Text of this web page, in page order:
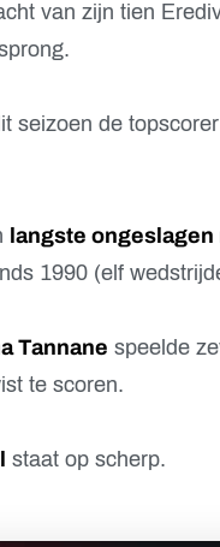
van zijn tien
seizoen de
langste ongeslagen
1990 (elf
Tannane speelde
te scoren.
staat op scherp.